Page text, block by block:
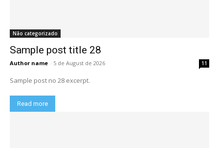
Não categorizado
Sample post title 28
Author name - 5 de August de 2026 11
Sample post no 28 excerpt.
Read more